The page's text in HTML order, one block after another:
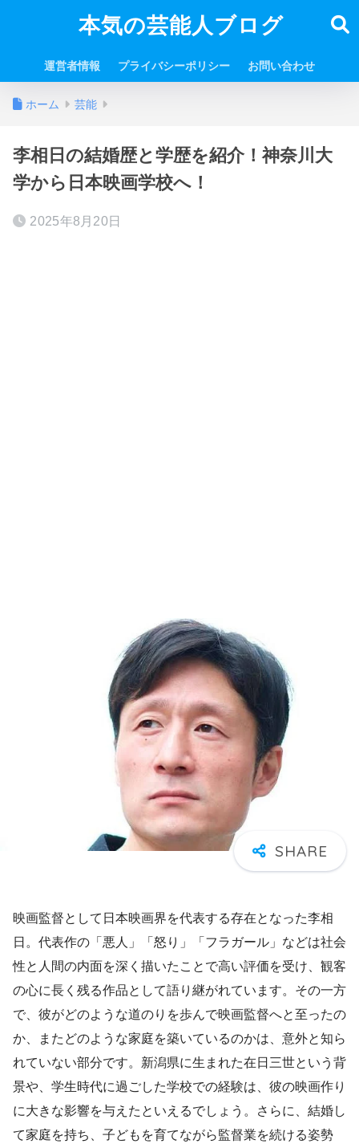
本気の芸能人ブログ
運営者情報 プライバシーポリシー お問い合わせ
ホーム 芸能
李相日の結婚歴と学歴を紹介！神奈川大
学から日本映画学校へ！
2025年8月20日
映画監督として日本映画界を代表する存在となった李相
日。代表作の「悪人」「怒り」「フラガール」などは社会
性と人間の内面を深く描いたことで高い評価を受け、観客
の心に長く残る作品として語り継がれています。その一方
で、彼がどのような道のりを歩んで映画監督へと至ったの
か、またどのような家庭を築いているのかは、意外と知ら
れていない部分です。新潟県に生まれた在日三世という背
景や、学生時代に過ごした学校での経験は、彼の映画作り
に大きな影響を与えたといえるでしょう。さらに、結婚し
て家庭を持ち、子どもを育てながら監督業を続ける姿勢